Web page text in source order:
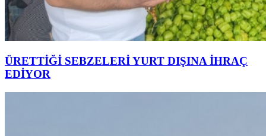
ÜRETTİĞİ SEBZELERİ YURT DIŞINA İHRAÇ
EDİYOR